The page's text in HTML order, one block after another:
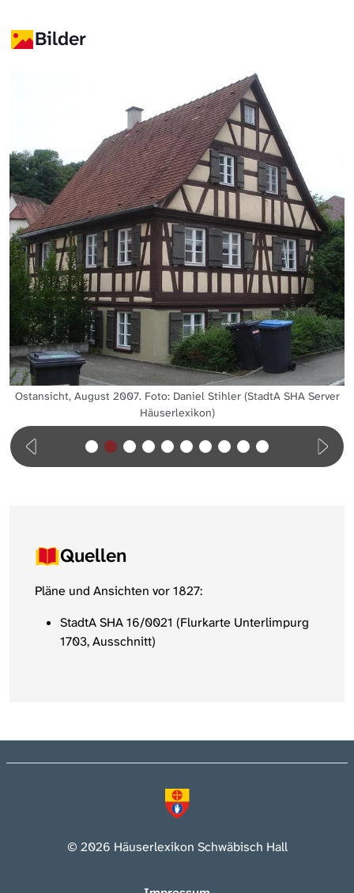
Bilder
Ostansicht, August 2007. Foto: Daniel Stihler (StadtA SHA Server
Häuserlexikon)
Quellen
Pläne und Ansichten vor 1827:
StadtA SHA 16/0021 (Flurkarte Unterlimpurg
1703, Ausschnitt)
© 2026 Häuserlexikon Schwäbisch Hall